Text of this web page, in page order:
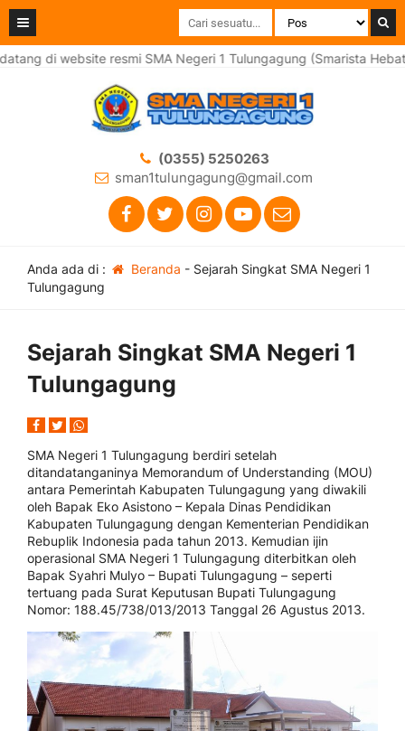
di website resmi SMA Negeri 1 Tulungagung (Smarista Hebat)
(0355) 5250263
sman1tulungagung@gmail.com
Anda ada di : Beranda - Sejarah Singkat SMA Negeri 1
Tulungagung
Sejarah Singkat SMA Negeri 1
Tulungagung
SMA Negeri 1 Tulungagung berdiri setelah
ditandatanganinya Memorandum of Understanding (MOU)
antara Pemerintah Kabupaten Tulungagung yang diwakili
oleh Bapak Eko Asistono – Kepala Dinas Pendidikan
Kabupaten Tulungagung dengan Kementerian Pendidikan
Rebuplik Indonesia pada tahun 2013. Kemudian ijin
operasional SMA Negeri 1 Tulungagung diterbitkan oleh
Bapak Syahri Mulyo – Bupati Tulungagung – seperti
tertuang pada Surat Keputusan Bupati Tulungagung
Nomor: 188.45/738/013/2013 Tanggal 26 Agustus 2013.